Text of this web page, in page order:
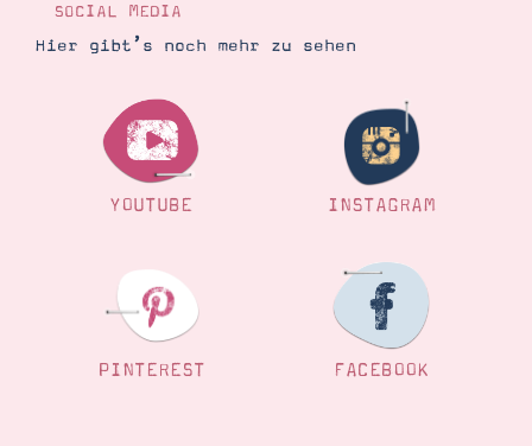
SOCIAL MEDIA
Hier gibt’s noch mehr zu sehen
YOUTUBE INSTAGRAM
PINTEREST FACEBOOK